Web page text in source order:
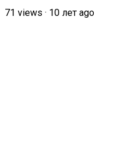
71 views · 10 лет ago